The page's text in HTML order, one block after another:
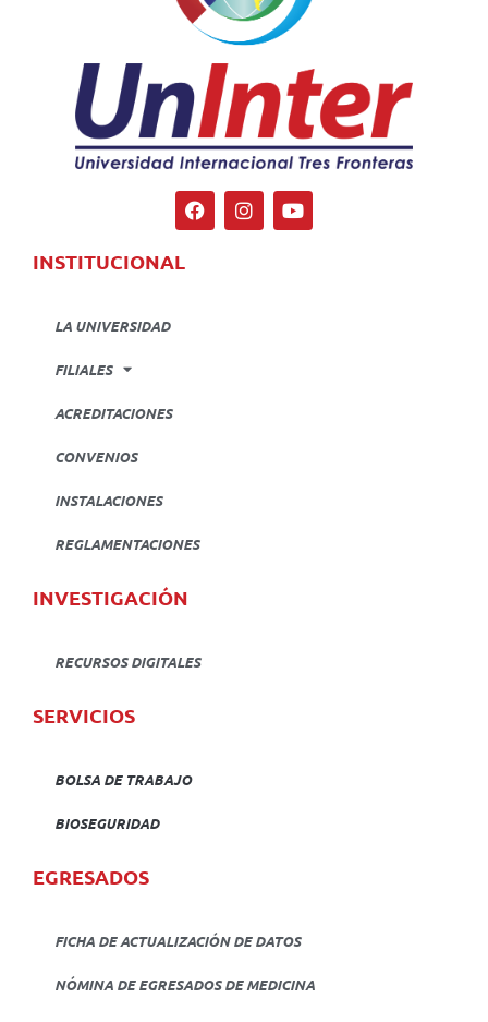
INSTITUCIONAL
LA UNIVERSIDAD
FILIALES
ACREDITACIONES
CONVENIOS
INSTALACIONES
REGLAMENTACIONES
INVESTIGACIÓN
RECURSOS DIGITALES
SERVICIOS
BOLSA DE TRABAJO
BIOSEGURIDAD
EGRESADOS
FICHA DE ACTUALIZACIÓN DE DATOS
NÓMINA DE EGRESADOS DE MEDICINA